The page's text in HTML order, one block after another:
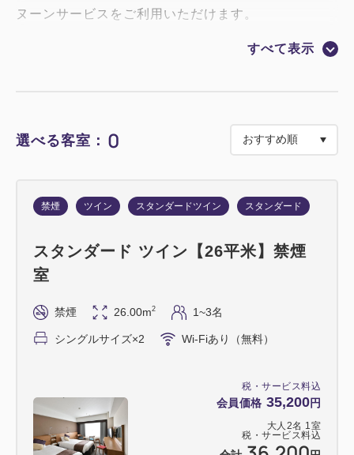
ヌーンサービスをご利用いただけます。
節のフルーツジュレをご用意しております。
地上21階から広島の景色を眺めながら、ご家族そろ
暑さの厳しい夏だからこそ、無理なく、心地よく。
イ”をお楽しみいただけます。
ご家族みなさまで、思い出に残る夏のひとときをお過
ごしください。
・小学生以下のお子様 添寝無料
・21階ラウンジ アフタヌーンサービス利用付き
すべて表示
選べる客室： 0
税・サービス料込
会員価格 35,200円
大人 2名 1室
税・サービス料込
禁煙 ツイン スタンダードツイン スタンダード
スタンダード ツイン【26平米】禁煙
室
禁煙 26.00m2 1~3名
シングルサイズ×2 Wi-Fiあり（無料）